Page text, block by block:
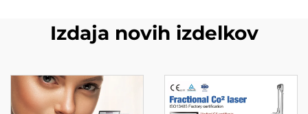
Izdaja novih izdelkov